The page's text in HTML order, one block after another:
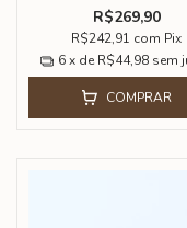
R$269,90
R$242,91 com Pix
6 x de R$44,98 sem
COMPRAR